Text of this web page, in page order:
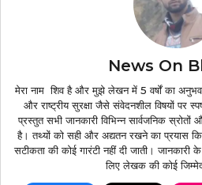
News On
मेरा नाम शिव है और मुझे लेखन में 5 वर्षों का अनुभव
और राष्ट्रीय सुरक्षा जैसे संवेदनशील विषयों पर
प्रस्तुत सभी जानकारी विभिन्न सार्वजनिक
है। तथ्यों को सही और अद्यतन रखने का प्रयास
सटीकता की कोई गारंटी नहीं दी जाती। जानकारी
लिए लेखक की कोई